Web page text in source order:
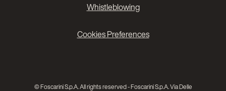
Whistleblowing
Cookies Preferences
© Foscarini S.p.A. All rights reserved - Foscarini S.p.A. Via Delle